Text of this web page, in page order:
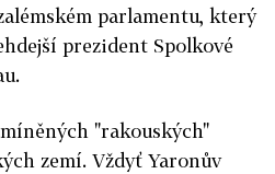
parlamentu, který
prezident Spolkové
"rakouských"
zemí. Vždyť Yaronův